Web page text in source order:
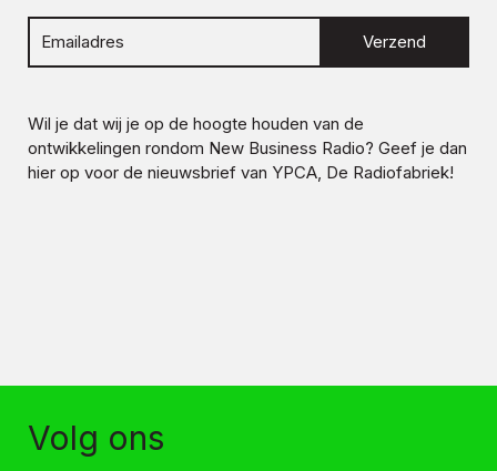
Verzend
Wil je dat wij je op de hoogte houden van de
ontwikkelingen rondom New Business Radio? Geef je dan
hier op voor de nieuwsbrief van YPCA, De Radiofabriek!
Volg ons